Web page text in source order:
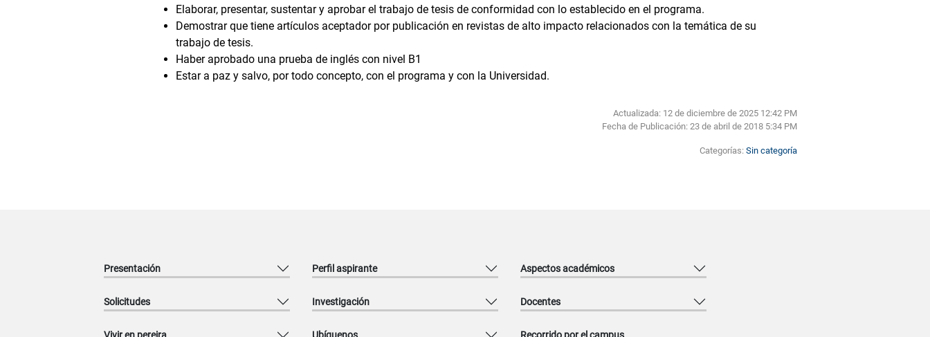
Elaborar, presentar, sustentar y aprobar el trabajo de tesis de conformidad con lo establecido en el programa.
Demostrar que tiene artículos aceptador por publicación en revistas de alto impacto relacionados con la temática de su
trabajo de tesis.
Haber aprobado una prueba de inglés con nivel B1
Estar a paz y salvo, por todo concepto, con el programa y con la Universidad.
Actualizada: 12 de diciembre de 2025 12:42 PM
Fecha de Publicación: 23 de abril de 2018 5:34 PM
Categorías: Sin categoría
Presentación Perfil aspirante Aspectos académicos
Solicitudes Investigación Docentes
Vivir en pereira Ubíquenos Recorrido por el campus